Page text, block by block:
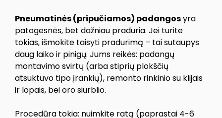
Pneumatinės (pripučiamos) padangosyra
patogesnės, bet dažniau praduria. Jei turite
tokias, išmokite taisyti pradurimą – tai sutaupys
daug laiko ir pinigų. Jums reikės: padangų
montavimo svirtų (arba stiprių plokščių
atsuktuvo tipo įrankių), remonto rinkinio su klijais
ir lopais, bei oro siurblio.
Procedūra tokia: nuimkite ratą (paprastai 4-6